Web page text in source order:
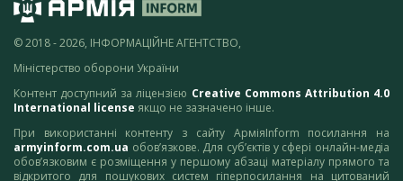
© 2018 - 2026, ІНФОРМАЦІЙНЕ АГЕНТСТВО,
Міністерство оборони України
Контент доступний за ліцензією Creative Commons Attribution 4.0
International license якщо не зазначено інше.
При використанні контенту з сайту АрміяInform посилання на
armyinform.com.ua обов’язкове. Для суб’єктів у сфері онлайн-медіа
обов’язковим є розміщення у першому абзаці матеріалу прямого та
відкритого для пошукових систем гіперпосилання на цитований